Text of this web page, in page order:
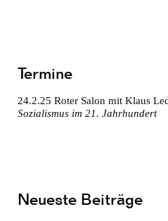
Termine
24.2.25Roter Salon mit Klaus
Sozialismus im 21. Jahrhundert
Neueste Beiträge